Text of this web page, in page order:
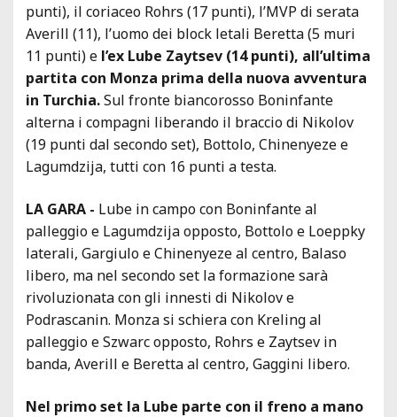
punti), il coriaceo Rohrs (17 punti), l’MVP di serata
Averill (11), l’uomo dei block letali Beretta (5 muri
11 punti) e l’ex Lube Zaytsev (14 punti), all’ultima
partita con Monza prima della nuova avventura
in Turchia.Sul fronte biancorosso Boninfante
alterna i compagni liberando il braccio di Nikolov
(19 punti dal secondo set), Bottolo, Chinenyeze e
Lagumdzija, tutti con 16 punti a testa.
LA GARA - Lube in campo con Boninfante al
palleggio e Lagumdzija opposto, Bottolo e Loeppky
laterali, Gargiulo e Chinenyeze al centro, Balaso
libero, ma nel secondo set la formazione sarà
rivoluzionata con gli innesti di Nikolov e
Podrascanin. Monza si schiera con Kreling al
palleggio e Szwarc opposto, Rohrs e Zaytsev in
banda, Averill e Beretta al centro, Gaggini libero.
Nel primo set la Lube parte con il freno a mano